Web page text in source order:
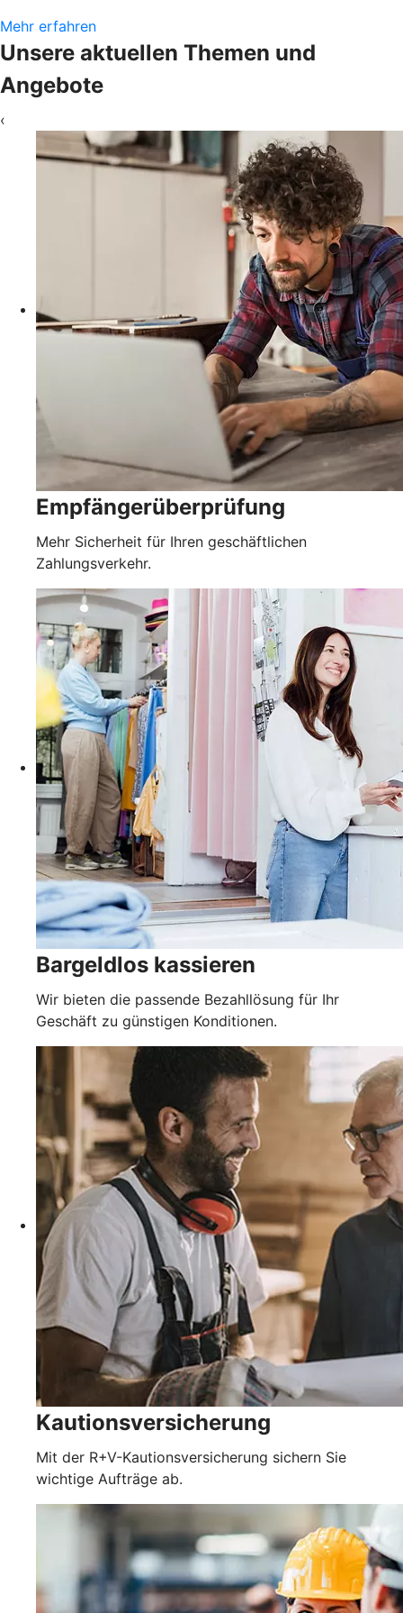
Mehr erfahren
Unsere aktuellen Themen und
Angebote
‹
Empfängerüberprüfung
Mehr Sicherheit für Ihren geschäftlichen
Zahlungsverkehr.
Bargeldlos kassieren
Wir bieten die passende Bezahllösung für Ihr
Geschäft zu günstigen Konditionen.
Kautionsversicherung
Mit der R+V-Kautionsversicherung sichern Sie
wichtige Aufträge ab.